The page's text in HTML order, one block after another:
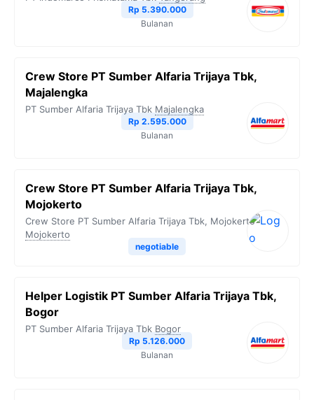
Rp 5.390.000
Bulanan
Crew Store PT Sumber Alfaria Trijaya Tbk,
Majalengka
PT Sumber Alfaria Trijaya Tbk Majalengka
Rp 2.595.000
Bulanan
Crew Store PT Sumber Alfaria Trijaya Tbk,
Mojokerto
Crew Store PT Sumber Alfaria Trijaya Tbk, Mojokerto
Mojokerto
negotiable
Helper Logistik PT Sumber Alfaria Trijaya Tbk,
Bogor
PT Sumber Alfaria Trijaya Tbk Bogor
Rp 5.126.000
Bulanan